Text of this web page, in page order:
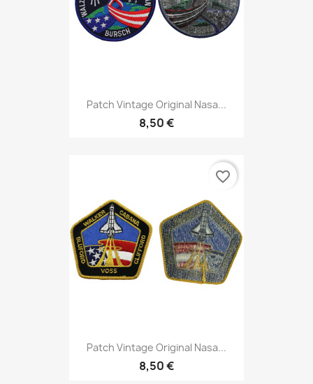
Patch Vintage Original Nasa...
8,50 €
Patch Vintage Original Nasa...
8,50 €
favorite_border